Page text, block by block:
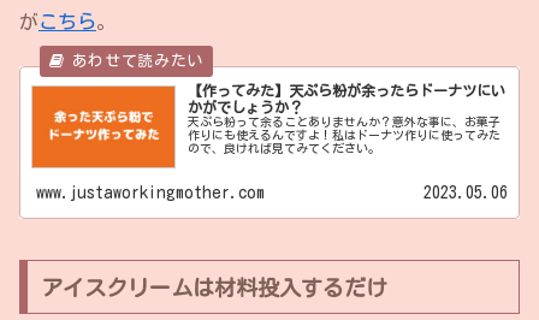
がこちら。
【作ってみた】天ぷら粉が余ったらドーナツにい
かがでしょうか？
天ぷら粉って余ることありませんか？意外な事に、お菓子
作りにも使えるんですよ！私はドーナツ作りに使ってみた
ので、良ければ見てみてください。
www.justaworkingmother.com 2023.05.06
アイスクリームは材料投入するだけ